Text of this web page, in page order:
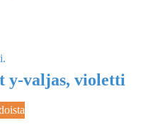
y-valjas, violetti